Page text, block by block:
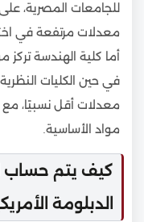
للجامعات المصرية،
معدلات مرتفعة في
أما كلية الهندسة تركز
في حين الكليات النظرية
مواد الأساسية.
كيف يتم
الدبلومة